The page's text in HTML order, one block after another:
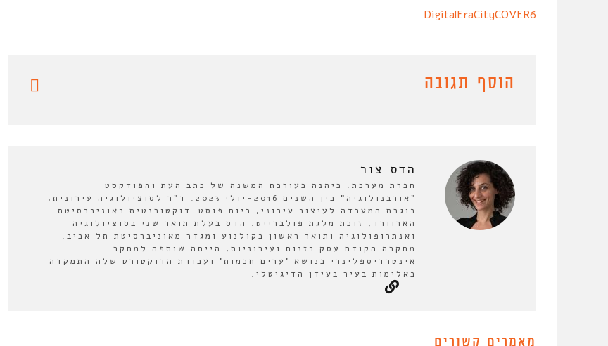
DigitalEraCityCOVER6
הוסף תגובה
הדס צור
חברת מערכת. כיהנה כעורכת המשנה של כתב העת והפודקסט
"אורבנולוגיה" בין השנים 2016-יולי 2023. ד"ר לסוציולוגיה עירונית,
בוגרת המעבדה לעיצוב עירוני, כיום פוסט-דוקטורנטית באוניברסיטת
הארוורד, זוכת מלגת פולברייט. הדס בעלת תואר שני בסוציולוגיה
ואנתרופולוגיה ותואר ראשון בקולנוע ומגדר מאוניברסיטת תל אביב.
מחקרה הקודם עסק בזנות ועירוניות, הייתה שותפה למחקר
אינטרדיספלינרי בנושא 'ערים חכמות' ועבודת הדוקטורט שלה התמקדה
באלימות בעיר בעידן הדיגיטלי.